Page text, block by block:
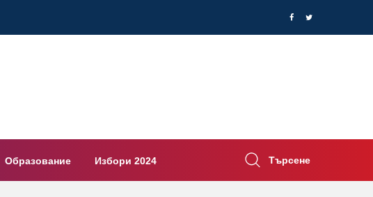
Образование Избори 2024 Търсене